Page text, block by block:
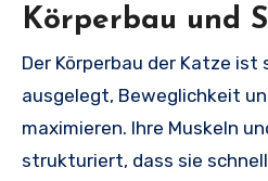
Körperbau und
Der Körperbau der Katze ist
ausgelegt, Beweglichkeit
maximieren. Ihre Muskeln
strukturiert, dass sie